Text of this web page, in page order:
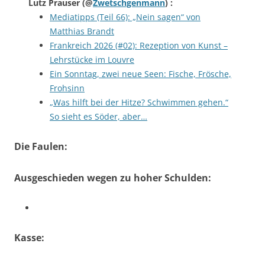
Lutz Prauser (@Zwetschgenmann) :
Mediatipps (Teil 66): „Nein sagen“ von
Matthias Brandt
Frankreich 2026 (#02): Rezeption von Kunst –
Lehrstücke im Louvre
Ein Sonntag, zwei neue Seen: Fische, Frösche,
Frohsinn
„Was hilft bei der Hitze? Schwimmen gehen.“
So sieht es Söder, aber…
Die Faulen:
Ausgeschieden wegen zu hoher Schulden:
Kasse: